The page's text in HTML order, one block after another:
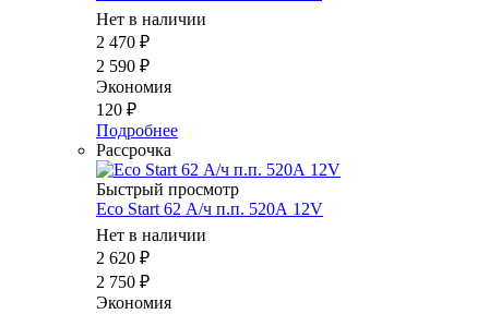
Нет в наличии
2 470 ₽
2 590 ₽
Экономия
120 ₽
Подробнее
Рассрочка
Быстрый просмотр
Eco Start 62 А/ч п.п. 520А 12V
Нет в наличии
2 620 ₽
2 750 ₽
Экономия